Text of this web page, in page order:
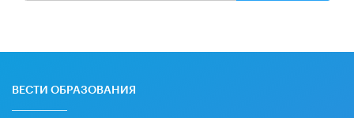
ВЕСТИ ОБРАЗОВАНИЯ